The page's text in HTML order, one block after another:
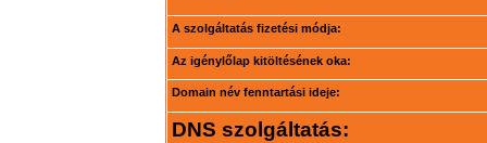
A szolgáltatás fizetési módja:
Az igénylőlap kitöltésének oka:
Domain név fenntartási ideje:
DNS szolgáltatás: